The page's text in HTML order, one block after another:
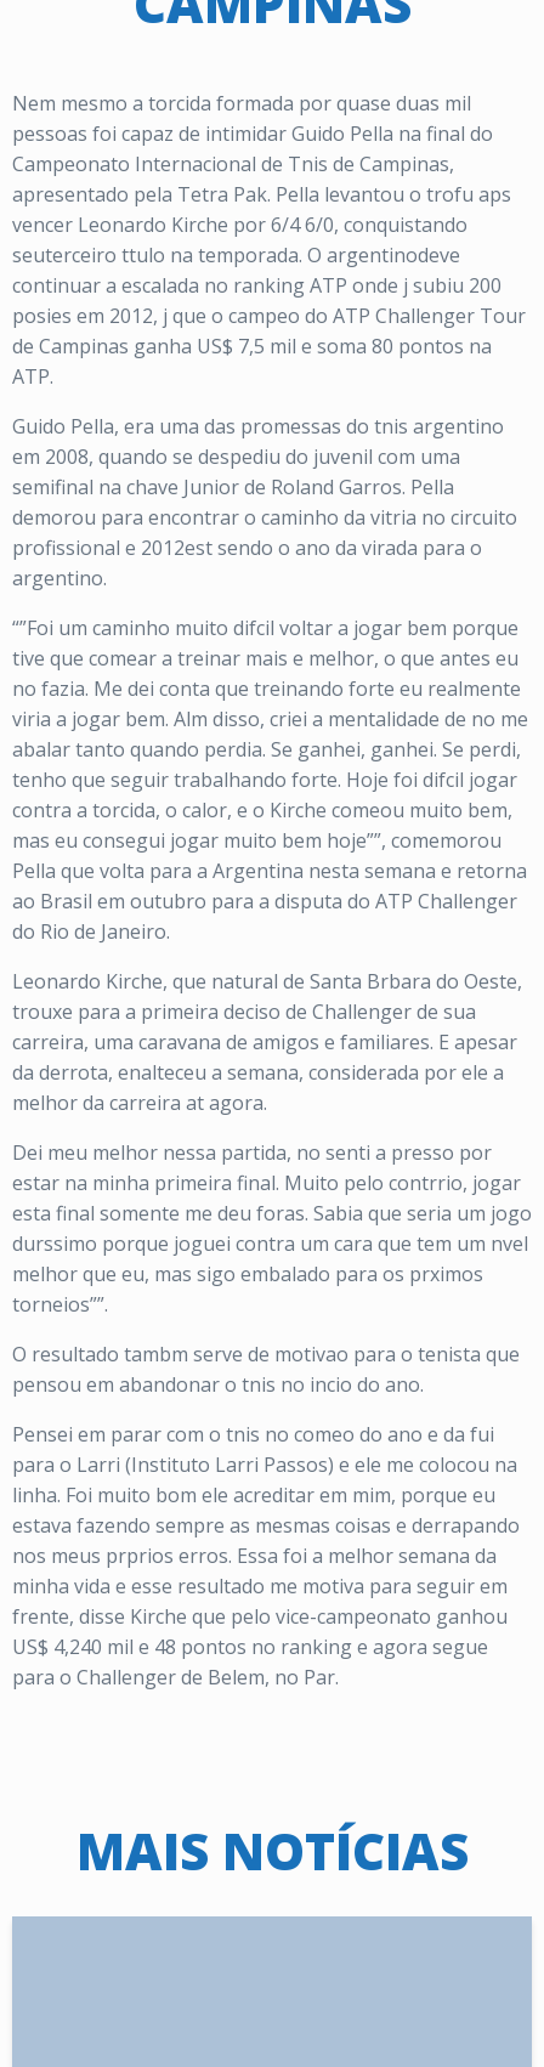
Nem mesmo a torcida formada por quase duas mil
pessoas foi capaz de intimidar Guido Pella na final do
Campeonato Internacional de Tnis de Campinas,
apresentado pela Tetra Pak. Pella levantou o trofu aps
vencer Leonardo Kirche por 6/4 6/0, conquistando
seuterceiro ttulo na temporada. O argentinodeve
continuar a escalada no ranking ATP onde j subiu 200
posies em 2012, j que o campeo do ATP Challenger Tour
de Campinas ganha US$ 7,5 mil e soma 80 pontos na
ATP.
Guido Pella, era uma das promessas do tnis argentino
em 2008, quando se despediu do juvenil com uma
semifinal na chave Junior de Roland Garros. Pella
demorou para encontrar o caminho da vitria no circuito
profissional e 2012est sendo o ano da virada para o
argentino.
“”Foi um caminho muito difcil voltar a jogar bem porque
tive que comear a treinar mais e melhor, o que antes eu
no fazia. Me dei conta que treinando forte eu realmente
viria a jogar bem. Alm disso, criei a mentalidade de no me
abalar tanto quando perdia. Se ganhei, ganhei. Se perdi,
tenho que seguir trabalhando forte. Hoje foi difcil jogar
contra a torcida, o calor, e o Kirche comeou muito bem,
mas eu consegui jogar muito bem hoje””, comemorou
Pella que volta para a Argentina nesta semana e retorna
ao Brasil em outubro para a disputa do ATP Challenger
do Rio de Janeiro.
Leonardo Kirche, que natural de Santa Brbara do Oeste,
trouxe para a primeira deciso de Challenger de sua
carreira, uma caravana de amigos e familiares. E apesar
da derrota, enalteceu a semana, considerada por ele a
melhor da carreira at agora.
Dei meu melhor nessa partida, no senti a presso por
estar na minha primeira final. Muito pelo contrrio, jogar
esta final somente me deu foras. Sabia que seria um jogo
durssimo porque joguei contra um cara que tem um nvel
melhor que eu, mas sigo embalado para os prximos
torneios””.
O resultado tambm serve de motivao para o tenista que
pensou em abandonar o tnis no incio do ano.
Pensei em parar com o tnis no comeo do ano e da fui
para o Larri (Instituto Larri Passos) e ele me colocou na
linha. Foi muito bom ele acreditar em mim, porque eu
estava fazendo sempre as mesmas coisas e derrapando
nos meus prprios erros. Essa foi a melhor semana da
minha vida e esse resultado me motiva para seguir em
frente, disse Kirche que pelo vice-campeonato ganhou
US$ 4,240 mil e 48 pontos no ranking e agora segue
para o Challenger de Belem, no Par.
MAIS NOTÍCIAS